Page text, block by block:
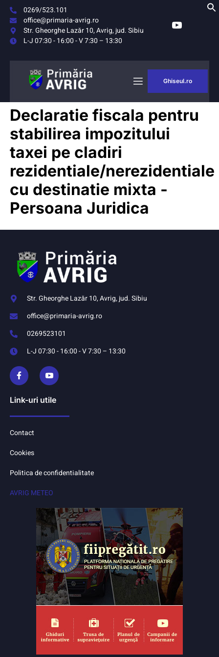
0269/523.101
office@primaria-avrig.ro
Str. Gheorghe Lazăr 10, Avrig, jud. Sibiu
L-J 07:30 - 16:00 - V 7:30 – 13:30
MONITORUL
OFICIAL LOCAL
Ghiseul.ro
Declaratie fiscala pentru
stabilirea impozitului
taxei pe cladiri
rezidentiale/nerezidentiale
cu destinatie mixta -
Persoana Juridica
Str. Gheorghe Lazăr 10, Avrig, jud. Sibiu
office@primaria-avrig.ro
0269523101
L-J 07:30 - 16:00 - V 7:30 – 13:30
Link-uri utile
Contact
Cookies
Politica de confidentialitate
AVRIG METEO